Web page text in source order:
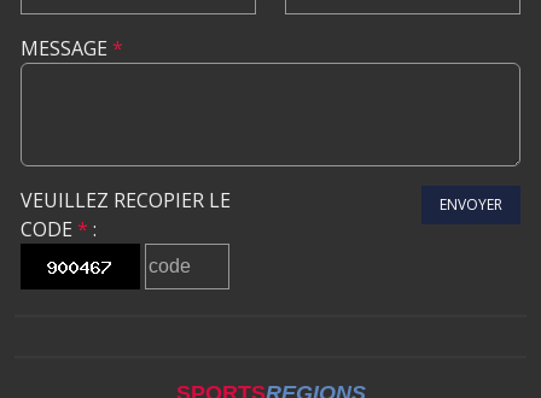
MESSAGE *
VEUILLEZ RECOPIER LE
CODE * :
ENVOYER